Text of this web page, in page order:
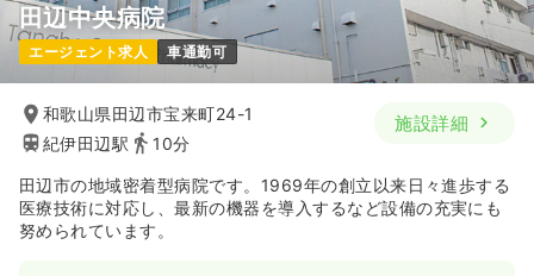
田辺中央病院
エージェント求人 車通勤可
和歌山県田辺市宝来町24-1
紀伊田辺駅
10分
施設詳細
田辺市の地域密着型病院です。1969年の創立以来日々進歩する
医療技術に対応し、最新の機器を導入するなど設備の充実にも
努められています。